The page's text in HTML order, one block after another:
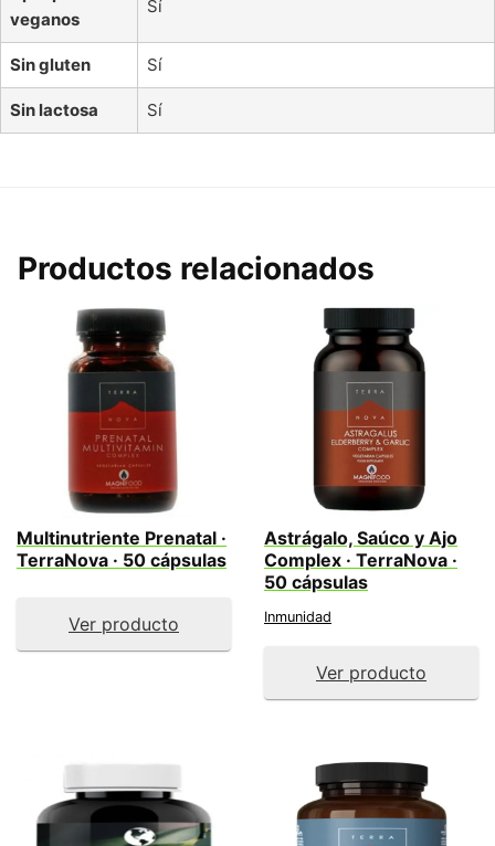
veganos
Sí
Sin gluten Sí
Sin lactosa Sí
Productos relacionados
Multinutriente Prenatal ·
TerraNova · 50 cápsulas
Ver producto
Astrágalo, Saúco y Ajo
Complex · TerraNova ·
50 cápsulas
Inmunidad
Ver producto